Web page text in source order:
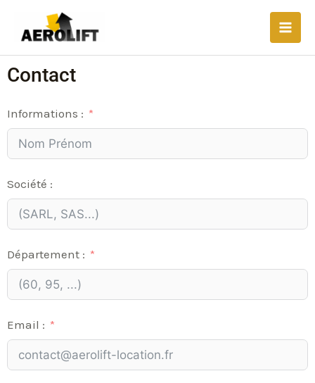
contenu
Main
Contact
Informations :
Société :
Département :
Email :